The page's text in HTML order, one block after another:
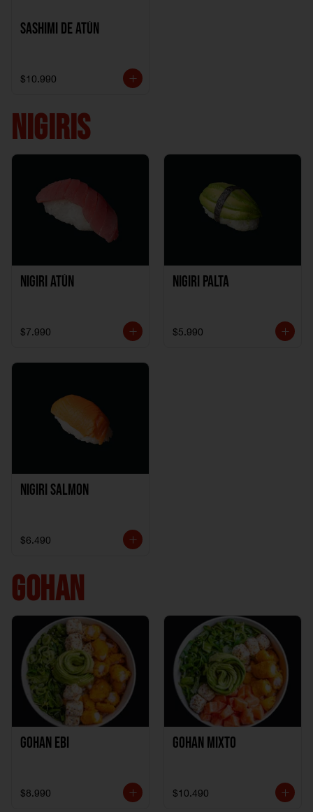
Sashimi de Atún
$10.990
NIGIRIS
Nigiri Atún
$7.990
Nigiri Palta
$5.990
Nigiri Salmon
$6.490
GOHAN
Gohan Ebi
$8.990
Gohan Mixto
$10.490